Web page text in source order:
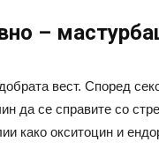
–
вест. Според
да се справите со
како окситоцин и